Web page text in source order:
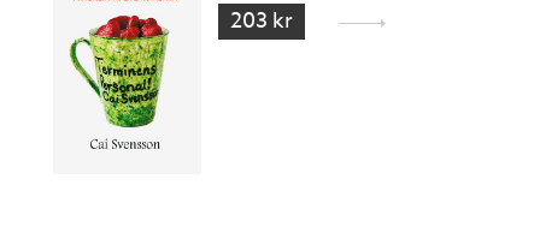
203 kr